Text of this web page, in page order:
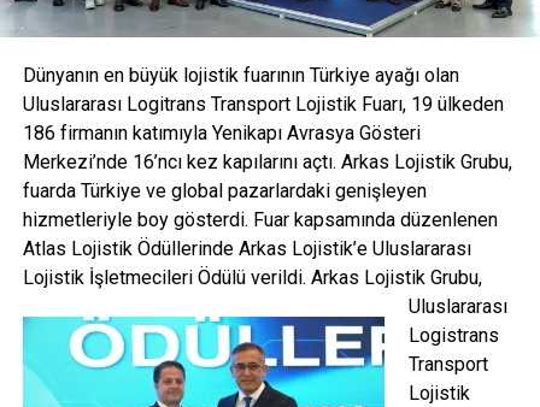
Dünyanın en büyük lojistik fuarının Türkiye ayağı olan
Uluslararası Logitrans Transport Lojistik Fuarı, 19 ülkeden
186 firmanın katımıyla Yenikapı Avrasya Gösteri
Merkezi’nde 16’ncı kez kapılarını açtı. Arkas Lojistik Grubu,
fuarda Türkiye ve global pazarlardaki genişleyen
hizmetleriyle boy gösterdi. Fuar kapsamında düzenlenen
Atlas Lojistik Ödüllerinde Arkas Lojistik’e Uluslararası
Lojistik İşletmecileri Ödülü verildi. Arkas Lojistik Grubu,
Uluslararası
Logistrans
Transport
Lojistik